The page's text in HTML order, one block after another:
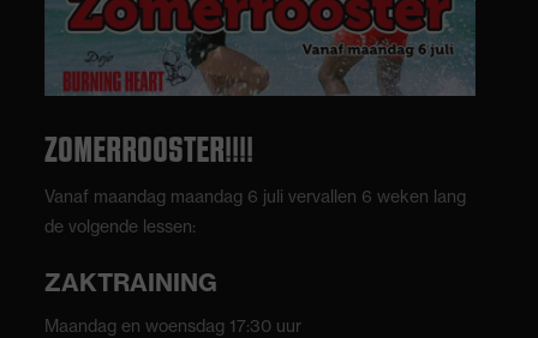
ZOMERROOSTER!!!!
Vanaf maandag maandag 6 juli vervallen 6 weken lang
de volgende lessen:
ZAKTRAINING
Maandag en woensdag 17:30 uur